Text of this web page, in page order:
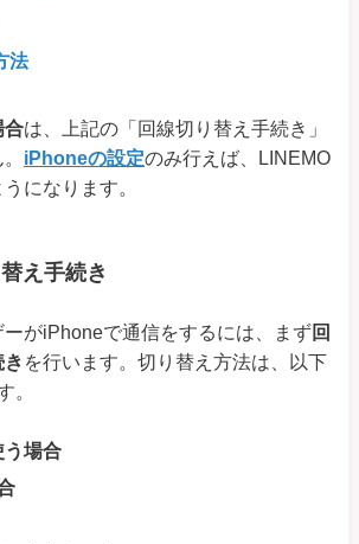
法
合は、上記の「回線切り替え手続き」
iPhoneの設定のみ行えば、LINEMO
になります。
え手続き
がiPhoneで通信をするには、まず回
を行います。切り替え方法は、以下
。
う場合